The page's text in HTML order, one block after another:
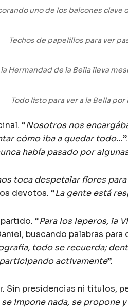
uno de los balcones clave
Techos de papelillos para ver
Hermandad de la Bella lleva
Todo listo para ver a la Bella por
“Nosotros nos
cómo iba a quedar todo…
había pasado por
toca despetalar flores
devotos. “La gente está
“Para los leperos, la
buscando palabras
todo se recuerda;
activamente”.
Sin presidencias ni títulos,
impone nada, se propone y